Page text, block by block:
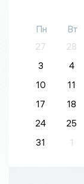
Пн Вт
27
28
3
4
10
11
17
18
24
25
31
1